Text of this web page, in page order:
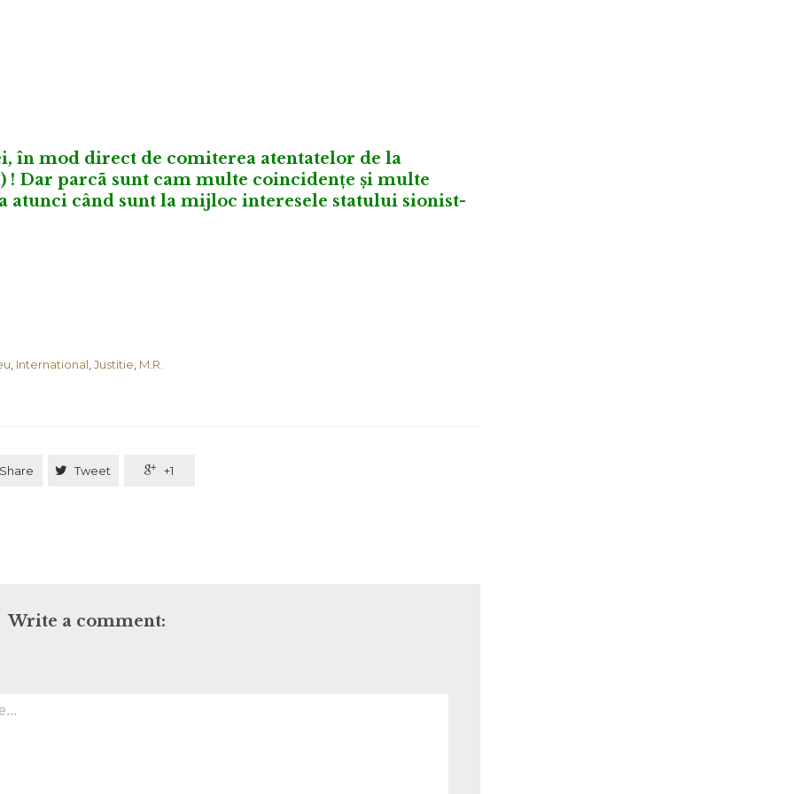
în mod direct de comiterea atentatelor de la
! Dar parcã sunt cam multe coincidențe și multe
atunci când sunt la mijloc interesele statului sionist-
International Justitie M.R.
Share  Tweet  +1
Write a comment: